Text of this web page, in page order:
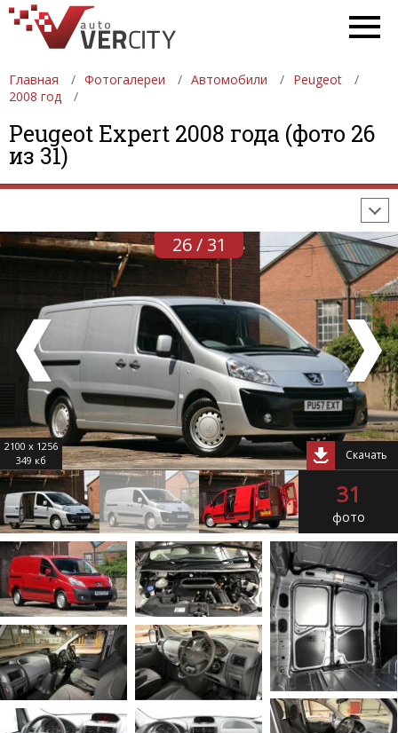
Главная Фотогалереи Автомобили
Peugeot
2008 год
Peugeot Expert 2008 года (фото 26
из 31)
ФОТОГАЛЕРЕИ АВТОМОБИЛИ
ДЕВУШКИ
АВТОСАЛОНЫ
26 / 31
2100 x 1256
349 кб
Скачать
31
фото